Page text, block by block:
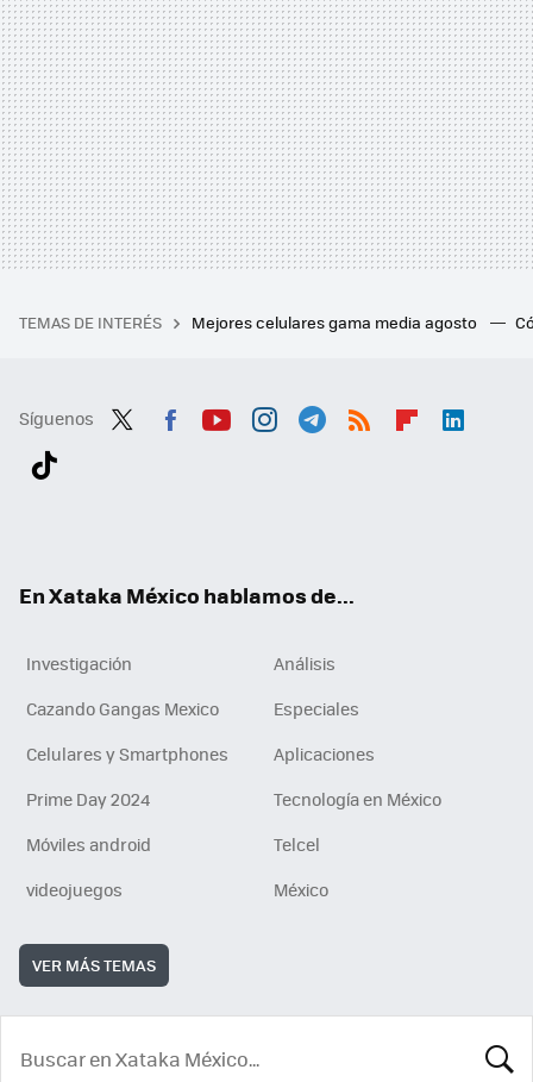
TEMAS DE INTERÉS Mejores celulares gama media agosto
Síguenos
En Xataka México hablamos de...
Investigación
Análisis
Cazando Gangas Mexico
Especiales
Celulares y Smartphones
Aplicaciones
Prime Day 2024
Tecnología en México
Móviles android
Telcel
videojuegos
México
VER MÁS TEMAS